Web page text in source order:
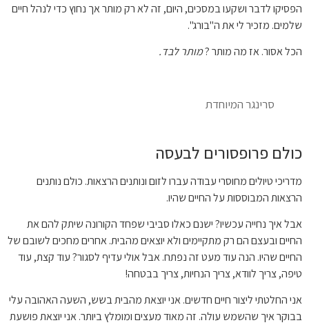
הפסיקו לדבר ושקעו במסכים, היום, זה לא רק מותר אך נחוץ כדי לנהל חיים
שלמים. מזכיר לי את ה"בורג".
הכל אסור. אז מה מותר ?מותר לבד.
סרינגר המיוחדת
כולם פרופסורים לבעסה
מדריכי טיולים מחוסרי עבודה עברו לזום ונותנים הרצאות. כולם נותנים
הרצאות המבוססות על החיים שהיו.
אבל איך נחייה עכשיו? ישנם כאלו סביבי שפחד הקורונה שיתק להם את
החיים ובעצם הם רק מתקיימים ולא יוצאים מהבית. אחרים מחכים לשובם של
החיים שהיו. הנה עוד מעט זה נפתח. אבל אולי עדיף לסגור? עוד קצת, עוד
טיפה, צריך לוודא, צריך הנחיות, צריך בבטחה!
אני החלטתי ליצור חיים חדשים. אני יוצאת מהבית בשש, השעה האהובה עלי
בבוקר איך שהשמש עולה. זה מאוד מעצים ומומלץ ביותר. אני יוצאת פושעת